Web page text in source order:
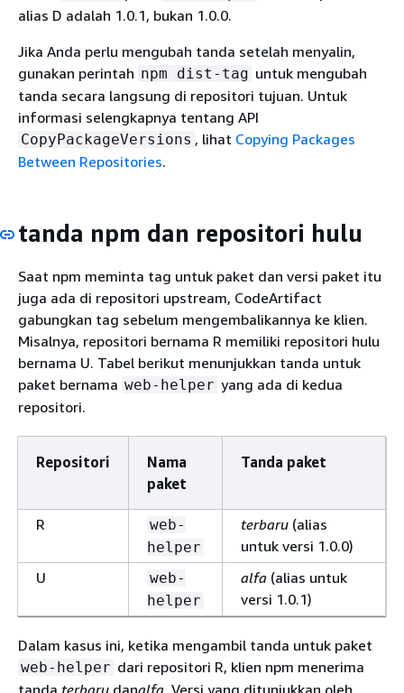
alias D adalah 1.0.1, bukan 1.0.0.
Jika Anda perlu mengubah tanda setelah menyalin,
gunakan perintah npm dist-tag untuk mengubah
tanda secara langsung di repositori tujuan. Untuk
informasi selengkapnya tentang API
CopyPackageVersions , lihat Copying Packages
Between Repositories.
tanda npm dan repositori hulu
Saat npm meminta tag untuk paket dan versi paket itu
juga ada di repositori upstream, CodeArtifact
gabungkan tag sebelum mengembalikannya ke klien.
Misalnya, repositori bernama R memiliki repositori hulu
bernama U. Tabel berikut menunjukkan tanda untuk
paket bernama web-helper yang ada di kedua
repositori.
Repositori
Nama
paket
Tanda paket
R
web-
helper
terbaru (alias
untuk versi 1.0.0)
U
web-
helper
alfa (alias untuk
versi 1.0.1)
Dalam kasus ini, ketika mengambil tanda untuk paket
web-helper dari repositori R, klien npm menerima
tanda terbaru danalfa . Versi yang ditunjukkan oleh